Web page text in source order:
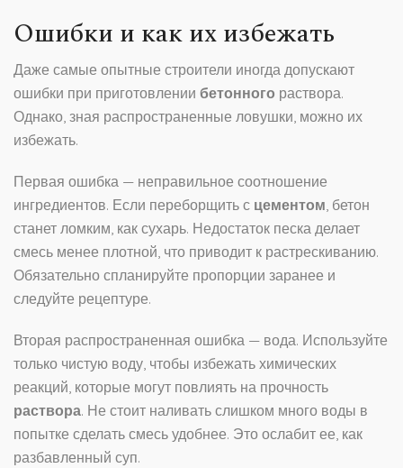
Ошибки и как их избежать
Даже самые опытные строители иногда допускают
ошибки при приготовлении бетонного раствора.
Однако, зная распространенные ловушки, можно их
избежать.
Первая ошибка — неправильное соотношение
ингредиентов. Если переборщить с цементом, бетон
станет ломким, как сухарь. Недостаток песка делает
смесь менее плотной, что приводит к растрескиванию.
Обязательно спланируйте пропорции заранее и
следуйте рецептуре.
Вторая распространенная ошибка — вода. Используйте
только чистую воду, чтобы избежать химических
реакций, которые могут повлиять на прочность
раствора. Не стоит наливать слишком много воды в
попытке сделать смесь удобнее. Это ослабит ее, как
разбавленный суп.